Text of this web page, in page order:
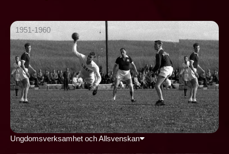
1951-1960
Ungdomsverksamhet och Allsvenskan